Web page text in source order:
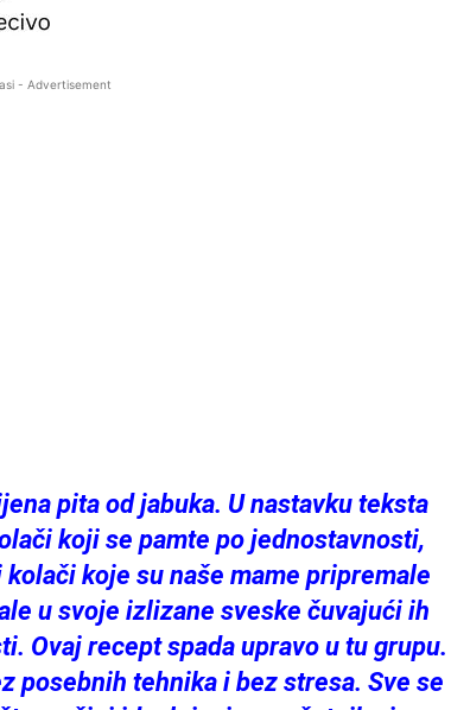
- Advertisement
pita od jabuka. U nastavku teksta
koji se pamte po jednostavnosti,
koje su naše mame pripremale
u svoje izlizane sveske čuvajući ih
Ovaj recept spada upravo u tu grupu.
posebnih tehnika i bez stresa. Sve se